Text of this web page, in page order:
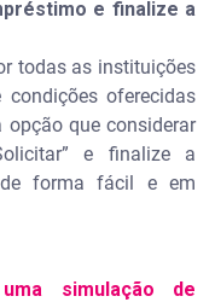
e finalize a
todas as instituições
oferecidas
opção que considerar
e finalize a
forma fácil e em
simulação de